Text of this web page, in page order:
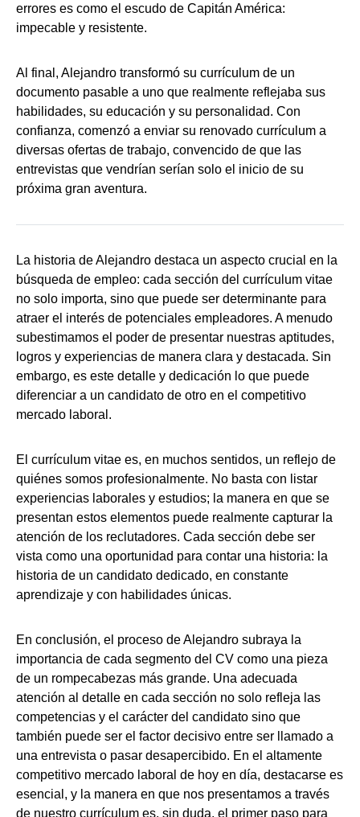
errores es como el escudo de Capitán América:
impecable y resistente.
Al final, Alejandro transformó su currículum de un
documento pasable a uno que realmente reflejaba sus
habilidades, su educación y su personalidad. Con
confianza, comenzó a enviar su renovado currículum a
diversas ofertas de trabajo, convencido de que las
entrevistas que vendrían serían solo el inicio de su
próxima gran aventura.
La historia de Alejandro destaca un aspecto crucial en la
búsqueda de empleo: cada sección del currículum vitae
no solo importa, sino que puede ser determinante para
atraer el interés de potenciales empleadores. A menudo
subestimamos el poder de presentar nuestras aptitudes,
logros y experiencias de manera clara y destacada. Sin
embargo, es este detalle y dedicación lo que puede
diferenciar a un candidato de otro en el competitivo
mercado laboral.
El currículum vitae es, en muchos sentidos, un reflejo de
quiénes somos profesionalmente. No basta con listar
experiencias laborales y estudios; la manera en que se
presentan estos elementos puede realmente capturar la
atención de los reclutadores. Cada sección debe ser
vista como una oportunidad para contar una historia: la
historia de un candidato dedicado, en constante
aprendizaje y con habilidades únicas.
En conclusión, el proceso de Alejandro subraya la
importancia de cada segmento del CV como una pieza
de un rompecabezas más grande. Una adecuada
atención al detalle en cada sección no solo refleja las
competencias y el carácter del candidato sino que
también puede ser el factor decisivo entre ser llamado a
una entrevista o pasar desapercibido. En el altamente
competitivo mercado laboral de hoy en día, destacarse es
esencial, y la manera en que nos presentamos a través
de nuestro currículum es, sin duda, el primer paso para